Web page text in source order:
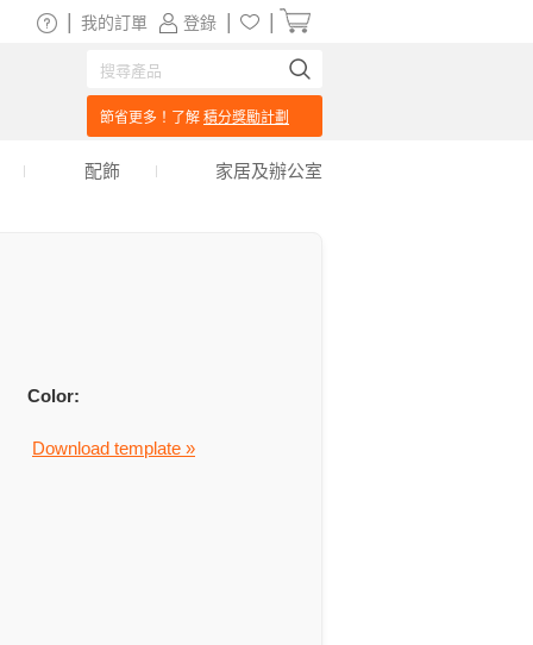
Color:
Download template »
登錄
我的訂單
節省更多！了解 積分獎勵計劃
配飾 家居及辦公室